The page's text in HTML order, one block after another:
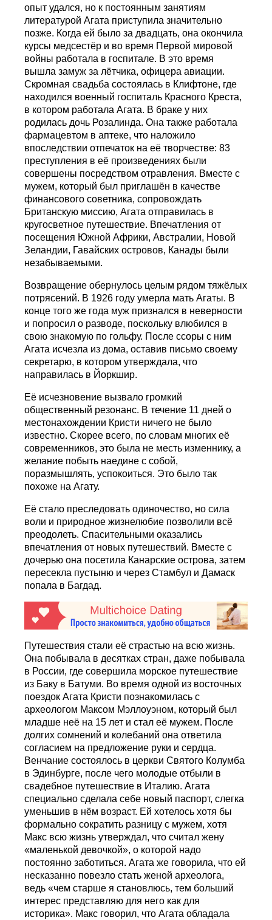
опыт удался, но к постоянным занятиям
литературой Агата приступила значительно
позже. Когда ей было за двадцать, она окончила
курсы медсестёр и во время Первой мировой
войны работала в госпитале. В это время
вышла замуж за лётчика, офицера авиации.
Скромная свадьба состоялась в Клифтоне, где
находился военный госпиталь Красного Креста,
в котором работала Агата. В браке у них
родилась дочь Розалинда. Она также работала
фармацевтом в аптеке, что наложило
впоследствии отпечаток на её творчестве: 83
преступления в её произведениях были
совершены посредством отравления. Вместе с
мужем, который был приглашён в качестве
финансового советника, сопровождать
Британскую миссию, Агата отправилась в
кругосветное путешествие. Впечатления от
посещения Южной Африки, Австралии, Новой
Зеландии, Гавайских островов, Канады были
незабываемыми.
Возвращение обернулось целым рядом тяжёлых
потрясений. В 1926 году умерла мать Агаты. В
конце того же года муж признался в неверности
и попросил о разводе, поскольку влюбился в
свою знакомую по гольфу. После ссоры с ним
Агата исчезла из дома, оставив письмо своему
секретарю, в котором утверждала, что
направилась в Йоркшир.
Её исчезновение вызвало громкий
общественный резонанс. В течение 11 дней о
местонахождении Кристи ничего не было
известно. Скорее всего, по словам многих её
современников, это была не месть изменнику, а
желание побыть наедине с собой,
поразмышлять, успокоиться. Это было так
похоже на Агату.
Её стало преследовать одиночество, но сила
воли и природное жизнелюбие позволили всё
преодолеть. Спасительными оказались
впечатления от новых путешествий. Вместе с
дочерью она посетила Канарские острова, затем
пересекла пустыню и через Стамбул и Дамаск
попала в Багдад.
Путешествия стали её страстью на всю жизнь.
Она побывала в десятках стран, даже побывала
в России, где совершила морское путешествие
из Баку в Батуми. Во время одной из восточных
поездок Агата Кристи познакомилась с
археологом Максом Мэллоуэном, который был
младше неё на 15 лет и стал её мужем. После
долгих сомнений и колебаний она ответила
согласием на предложение руки и сердца.
Венчание состоялось в церкви Святого Колумба
в Эдинбурге, после чего молодые отбыли в
свадебное путешествие в Италию. Агата
специально сделала себе новый паспорт, слегка
уменьшив в нём возраст. Ей хотелось хотя бы
формально сократить разницу с мужем, хотя
Макс всю жизнь утверждал, что считал жену
«маленькой девочкой», о которой надо
постоянно заботиться. Агата же говорила, что ей
несказанно повезло стать женой археолога,
ведь «чем старше я становлюсь, тем больший
интерес представляю для него как для
историка». Макс говорил, что Агата обладала